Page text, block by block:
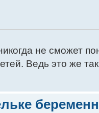
не сможет
Ведь это же